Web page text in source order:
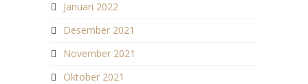
Januari 2022
Desember 2021
November 2021
Oktober 2021